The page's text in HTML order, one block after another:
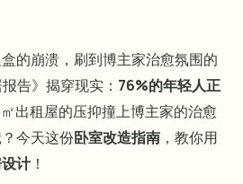
的崩溃，刷到博主家治愈氛围的
告》揭穿现实： 76%的年轻人正
出租屋的压抑撞上博主家的治愈
今天这份卧室改造指南 ，教你用
计！